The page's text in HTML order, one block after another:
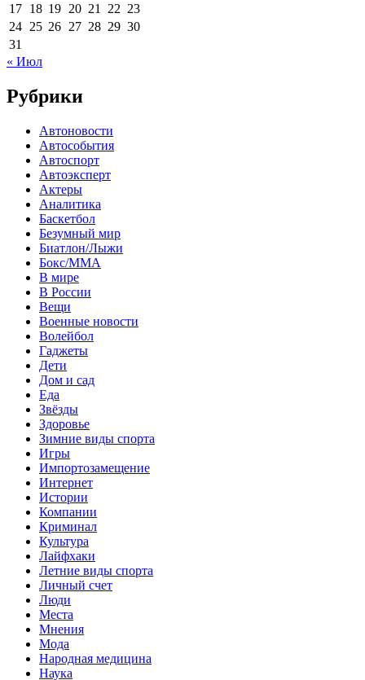
17 18 19 20 21 22 23
24 25 26 27 28 29 30
31
« Июл
Рубрики
Автоновости
Автособытия
Автоспорт
Автоэксперт
Актеры
Аналитика
Баскетбол
Безумный мир
Биатлон/Лыжи
Бокс/MMA
В мире
В России
Вещи
Военные новости
Волейбол
Гаджеты
Дети
Дом и сад
Еда
Звёзды
Здоровье
Зимние виды спорта
Игры
Импортозамещение
Интернет
Истории
Компании
Криминал
Культура
Лайфхаки
Летние виды спорта
Личный счет
Люди
Места
Мнения
Мода
Народная медицина
Наука